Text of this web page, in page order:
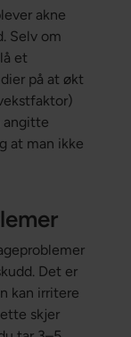
akne
Selv om
et
på at økt
angitte
at man ikke
Det er
kan irritere
skjer